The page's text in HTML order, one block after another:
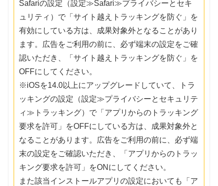
Safariの設定（設定≫Safari≫プライバシーとセキ
ュリティ）で「サイト越えトラッキングを防ぐ」を
有効にしている方は、成果対象外となることがあり
ます。広告をご利用の前に、必ず端末の設定をご確
認いただき、「サイト越えトラッキングを防ぐ」を
OFFにしてください。
※iOSを14.0以上にアップグレードしていて、トラ
ッキングの設定（設定≫プライバシーとセキュリテ
ィ≫トラッキング）で「アプリからのトラッキング
要求を許可」をOFFにしている方は、成果対象外と
なることがあります。広告をご利用の前に、必ず端
末の設定をご確認いただき、「アプリからのトラッ
キング要求を許可」をONにしてください。
また該当インストールアプリの設定においても「ア